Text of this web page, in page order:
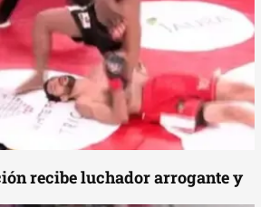
recibe luchador arrogante y